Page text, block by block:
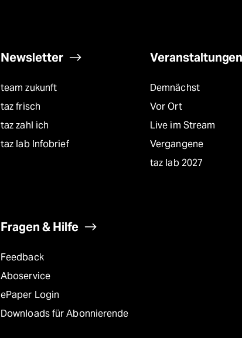
Newsletter
team zukunft
taz frisch
taz zahl ich
taz lab Infobrief
Veranstaltungen
Demnächst
Vor Ort
Live im Stream
Vergangene
taz lab 2027
Fragen & Hilfe
Feedback
Aboservice
ePaper Login
Downloads für Abonnierende